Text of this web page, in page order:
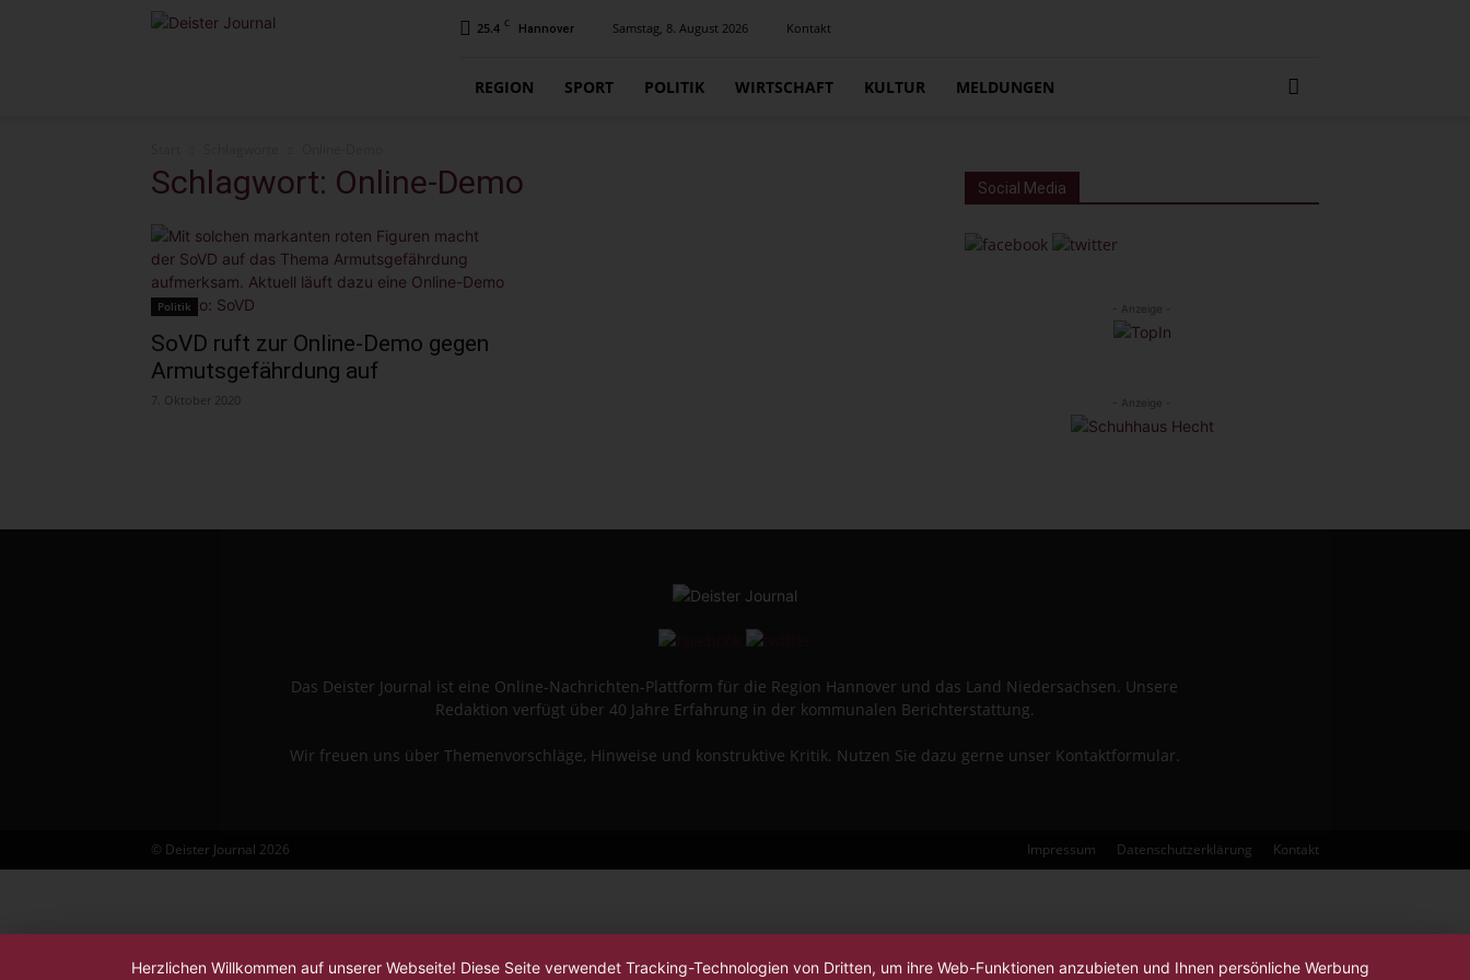
Deister
25.4 C Hannover Samstag, 8. August 2026 Kontakt
REGION SPORT POLITIK WIRTSCHAFT KULTUR MELDUNGEN
Schlagwort: Online-Demo
Politik
SoVD ruft zur Online-Demo gegen
Armutsgefährdung auf
7. Oktober 2020
Social Media
- Anzeige -
- Anzeige -
Das Deister Journal ist eine Online-Nachrichten-Plattform für die Region Hannover und das Land Niedersachsen. Unsere
Redaktion verfügt über 40 Jahre Erfahrung in der kommunalen Berichterstattung.
Wir freuen uns über Themenvorschläge, Hinweise und konstruktive Kritik. Nutzen Sie dazu gerne unser Kontaktformular.
Impressum Datenschutzerklärung Kontakt
© Deister Journal 2026
Herzlichen Willkommen auf unserer Webseite! Diese Seite verwendet Tracking-Technologien von Dritten, um ihre Web-Funktionen anzubieten und Ihnen persönliche Werbung